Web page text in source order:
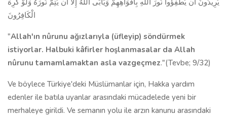
يُرِيدُونَ أَن يُطْفِؤُواْ نُورَ اللّهِ بِأَفْوَاهِهِمْ وَيَأْبَى اللّهُ إِلاَّ أَن يُتِمَّ نُورَهُ وَلَوْ كَرِهَ
الْكَافِرُونَ
"Allah'ın nûrunu ağızlarıyla (üfleyip) söndürmek
istiyorlar. Halbuki kâfirler hoşlanmasalar da Allah
nûrunu tamamlamaktan asla vazgeçmez."(Tevbe; 9/32)
Ve böylece Türkiye'deki Müslümanlar için, Hakka yardım
edenler ile batıla uyanlar arasındaki mücadelede yeni bir
merhaleye girildi. Ve semanın yolu ile arzın kanunu arasındaki